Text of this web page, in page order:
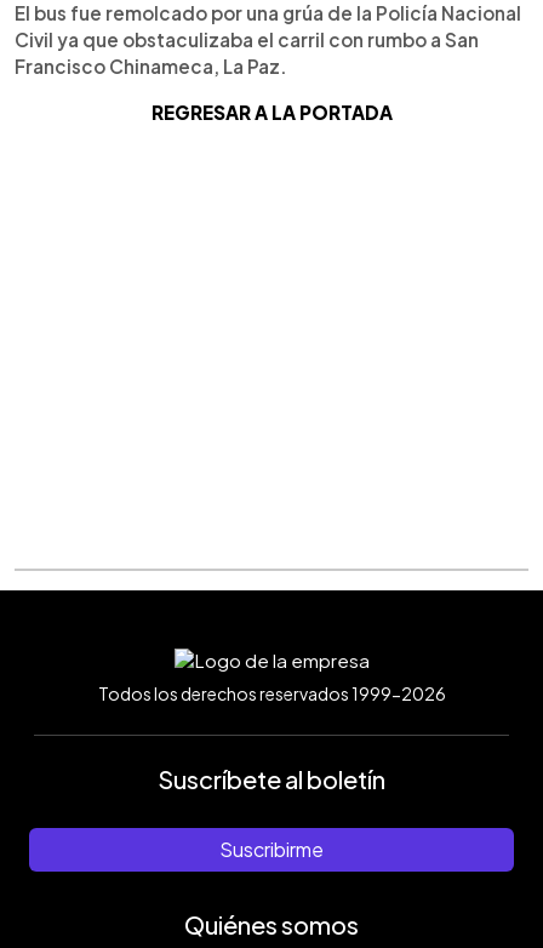
El bus fue remolcado por una grúa de la Policía Nacional
Civil ya que obstaculizaba el carril con rumbo a San
Francisco Chinameca, La Paz.
REGRESAR A LA PORTADA
Todos los derechos reservados 1999-2026
Suscríbete al boletín
Suscribirme
Quiénes somos